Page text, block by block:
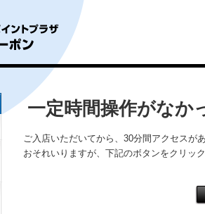
一定時間操作がなか
ご入店いただいてから、30分間アクセスが
おそれいりますが、下記のボタンをクリッ